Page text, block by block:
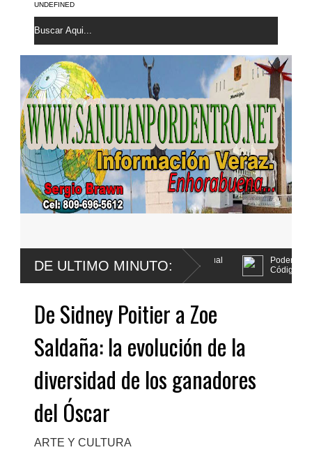
UNDEFINED
DE ULTIMO MINUTO:
sentencia por abuso sexual
Poder Ejecutivo promulga mejoras al
Código Penal
De Sidney Poitier a Zoe
Saldaña: la evolución de la
diversidad de los ganadores
del Óscar
ARTE Y CULTURA